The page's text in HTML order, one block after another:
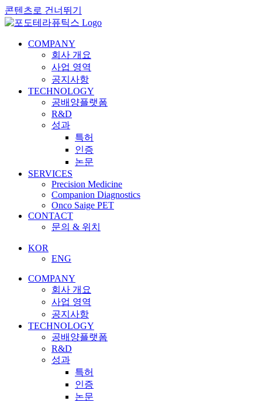
콘텐츠로 건너뛰기
COMPANY
회사 개요
사업 영역
공지사항
TECHNOLOGY
공배양플랫폼
R&D
성과
특허
인증
논문
SERVICES
Precision Medicine
Companion Diagnostics
Onco Saige PET
CONTACT
문의 & 위치
KOR
ENG
COMPANY
회사 개요
사업 영역
공지사항
TECHNOLOGY
공배양플랫폼
R&D
성과
특허
인증
논문